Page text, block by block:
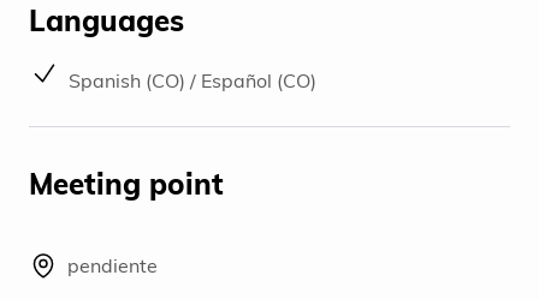
Languages
Spanish (CO) / Español (CO)
Meeting point
pendiente